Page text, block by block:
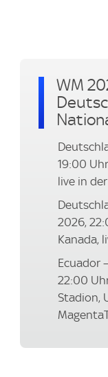
WM
19:00
live in
2026,
Kanada,
Ecuador
22:00
Stadion,